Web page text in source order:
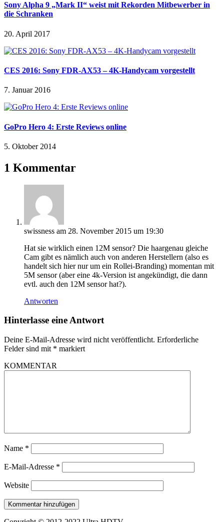
Sony Alpha 9 „Mark II“ weist mit Rekorden Mitbewerber in
die Schranken
20. April 2017
CES 2016: Sony FDR-AX53 – 4K-Handycam vorgestellt
7. Januar 2016
GoPro Hero 4: Erste Reviews online
5. Oktober 2014
1 Kommentar
swissness am 28. November 2015 um 19:30
Hat sie wirklich einen 12M sensor? Die haargenau gleiche
Cam gibt es nämlich auch von anderen Herstellern (also es
handelt sich hier nur um ein Rollei-Branding) momentan mit
5M sensor (aber eine 4k-Version ist angekündigt, die dann
evtl. auch den 12M sensor hat?).
Antworten
Hinterlasse eine Antwort
Deine E-Mail-Adresse wird nicht veröffentlicht. Erforderliche
Felder sind mit * markiert
KOMMENTAR
Name *
E-Mail-Adresse *
Website